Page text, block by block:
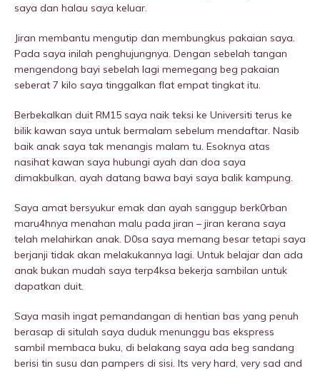
saya dan halau saya keluar.
Jiran membantu mengutip dan membungkus pakaian saya.
Pada saya inilah penghujungnya. Dengan sebeIah tangan
mengendong bayi sebeIah lagi memegang beg pakaian
seberat 7 kilo saya tinggalkan flat empat tingkat itu.
Berbekalkan duit RM15 saya naik teksi ke Universiti terus ke
bilik kawan saya untuk bermalam sebelum mendaftar. Nasib
baik anak saya tak menangis malam tu. Esoknya atas
nasihat kawan saya hubungi ayah dan doa saya
dimakbulkan, ayah datang bawa bayi saya balik kampung.
Saya amat bersyukur emak dan ayah sanggup berk0rban
maru4hnya menahan malu pada jiran – jiran kerana saya
telah melahirkan anak. D0sa saya memang besar tetapi saya
berjanji tidak akan melakukannya lagi. Untuk belajar dan ada
anak bukan mudah saya terp4ksa bekerja sambilan untuk
dapatkan duit.
Saya masih ingat pemandangan di hentian bas yang penuh
berasap di situlah saya duduk menunggu bas ekspress
sambil membaca buku, di belakang saya ada beg sandang
berisi tin susu dan pampers di sisi. Its very hard, very sad and